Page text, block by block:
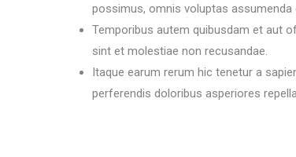
possimus, omnis voluptas assumenda
Temporibus autem quibusdam et aut
sint et molestiae non recusandae.
Itaque earum rerum hic tenetur a
perferendis doloribus asperiores